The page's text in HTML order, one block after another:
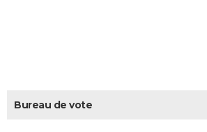
CARTE DE VOEUX
Bureau de vote